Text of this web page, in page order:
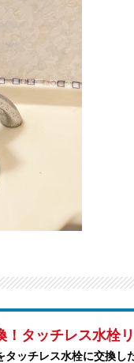
！タッチレス水栓
タッチレス水栓に交換し